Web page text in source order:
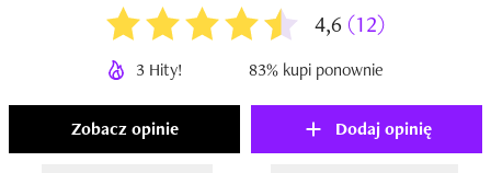
4,6 (12)
3 Hity! 83% kupi ponownie
Zobacz opinie Dodaj opinię